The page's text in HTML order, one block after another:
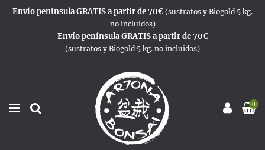
Envío península GRATIS a partir de 70€ (sustratos y Biogold 5 kg.
no incluidos)
Envío península GRATIS a partir de 70€
(sustratos y Biogold 5 kg. no incluidos)
0